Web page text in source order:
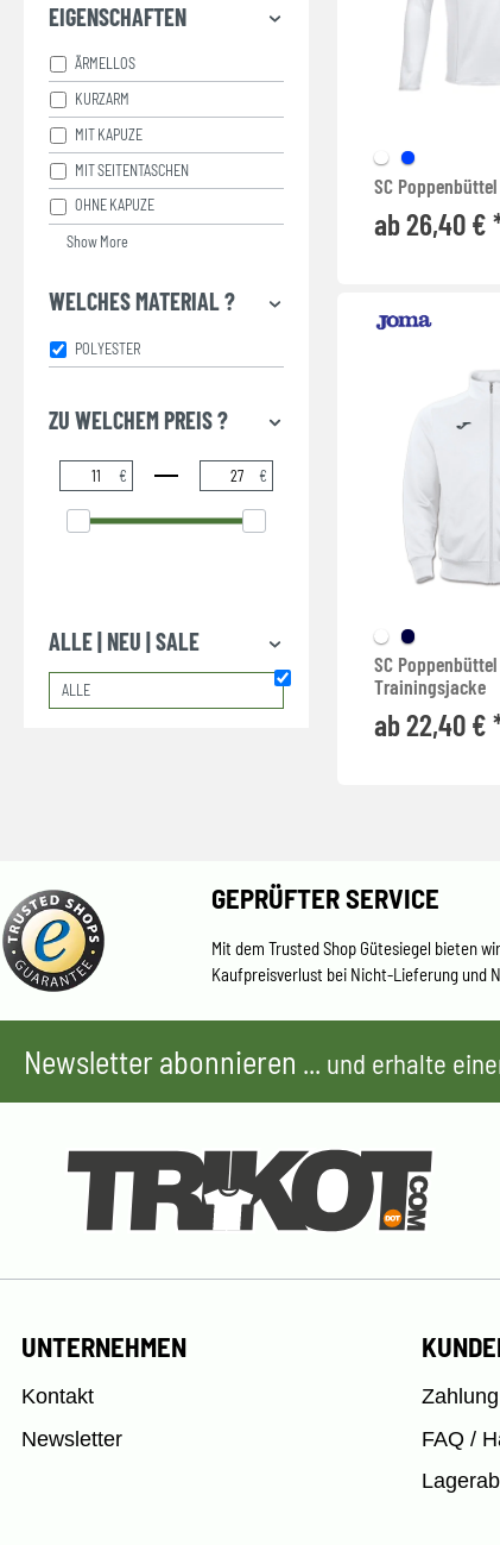
EIGENSCHAFTEN
ÄRMELLOS
KURZARM
MIT KAPUZE
MIT SEITENTASCHEN
OHNE KAPUZE
Show More
WELCHES MATERIAL ?
POLYESTER
ZU WELCHEM PREIS ?
€ €
ALLE | NEU | SALE
ALLE
SC
ab 26,40 €
SC Poppenbüttel
Trainingsjacke
ab 22,40 €
GEPRÜFTER SERVICE
Mit dem Trusted Shop Gütesiegel bieten
Kaufpreisverlust bei Nicht-Lieferung und
Newsletter abonnieren ... und erhalte
UNTERNEHMEN
Kontakt
Newsletter
FAQ /